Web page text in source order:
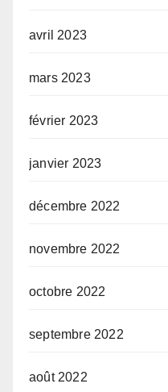
avril 2023
mars 2023
février 2023
janvier 2023
décembre 2022
novembre 2022
octobre 2022
septembre 2022
août 2022